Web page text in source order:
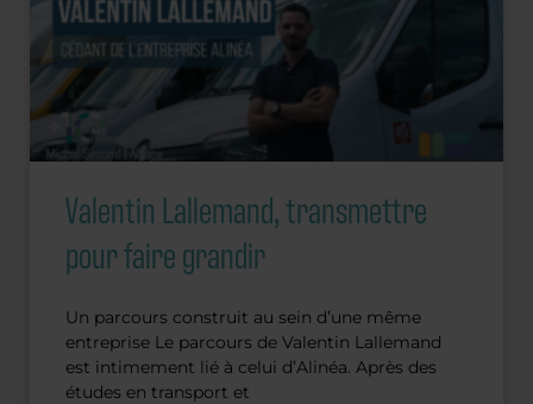
Valentin Lallemand, transmettre
pour faire grandir
Un parcours construit au sein d’une même
entreprise Le parcours de Valentin Lallemand
est intimement lié à celui d’Alinéa. Après des
études en transport et